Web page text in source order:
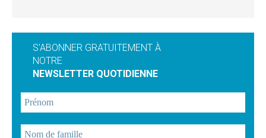
S'ABONNER GRATUITEMENT À
NOTRE
NEWSLETTER QUOTIDIENNE